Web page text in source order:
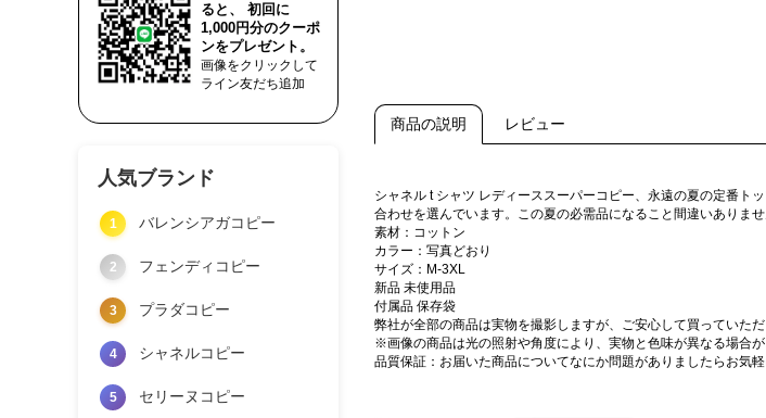
ると、 初回に
1,000円分のクーポ
ンをプレゼント。
画像をクリックして
ライン友だち追加
人気ブランド
1 バレンシアガコピー
2 フェンディコピー
3 プラダコピー
4 シャネルコピー
5 セリーヌコピー
商品の説明 レビュー
シャネル t シャツ レディーススーパーコピー、永遠の夏の定番ト
合わせを選んでいます。この夏の必需品になること間違いありませ
素材：コットン
カラー：写真どおり
サイズ：M-3XL
新品 未使用品
付属品 保存袋
弊社が全部の商品は実物を撮影しますが、ご安心して買っていた
※画像の商品は光の照射や角度により、実物と色味が異なる場合
品質保証：お届いた商品についてなにか問題がありましたらお気軽